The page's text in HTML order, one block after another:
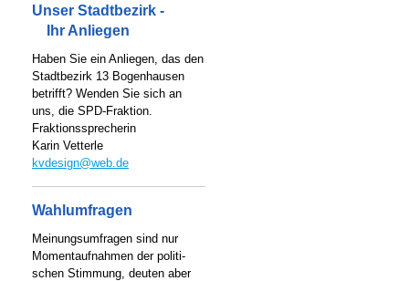
Unser Stadtbezirk -
Ihr Anliegen
Haben Sie ein Anliegen, das den
Stadtbezirk 13 Bogenhausen
betrifft? Wenden Sie sich an
uns, die SPD-Fraktion.
Fraktionssprecherin
Karin Vetterle
kvdesign@web.de
Wahlumfragen
Meinungsumfragen sind nur
Momentaufnahmen der politi-
schen Stimmung, deuten aber